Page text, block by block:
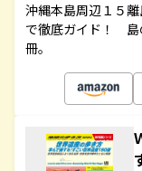
沖縄本島周辺１５
で徹底ガイド！ 島
冊。